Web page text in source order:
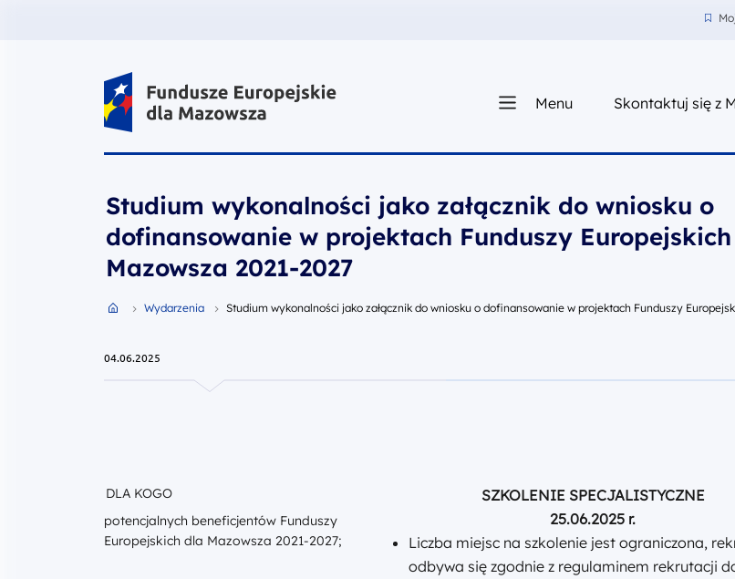
Moje
Fundusze Europejskie dla Mazowsza Menu Skontaktuj się z
Studium wykonalności jako załącznik do wniosku o
dofinansowanie w projektach Funduszy
Mazowsza 2021-2027
Przejdź do strony głównej portalu
Wydarzenia Studium wykonalności jako załącznik do wniosku o dofinansowanie w projektach Funduszy
04.06.2025
DLA KOGO
potencjalnych beneficjentów Funduszy
Europejskich dla Mazowsza 2021-2027;
SZKOLENIE SPECJALISTYCZNE
25.06.2025 r.
Liczba miejsc na szkolenie jest ograniczona,
odbywa się zgodnie z regulaminem rekrutacji